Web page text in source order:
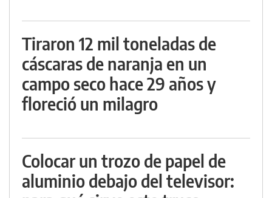
Tiraron 12 mil toneladas de
cáscaras de naranja en un
campo seco hace 29 años y
floreció un milagro
Colocar un trozo de papel de
aluminio debajo del televisor: